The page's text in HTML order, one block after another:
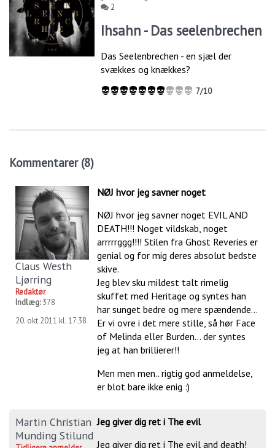
2
Ihsahn - Das seelenbrechen
Das Seelenbrechen - en sjæl der
svækkes og knækkes?
7/10
Kommentarer (8)
Claus Westh
Ljørring
Redaktør
Indlæg:378
20. okt 2011 kl. 17.38
NØJ hvor jeg savner noget
NØJ hvor jeg savner noget EVIL AND
DEATH!!! Noget vildskab, noget
arrrrrggg!!!! Stilen fra Ghost Reveries er
genial og for mig deres absolut bedste
skive.
Jeg blev sku mildest talt rimelig
skuffet med Heritage og syntes han
har sunget bedre og mere spændende...
Er vi ovre i det mere stille, så hør Face
of Melinda eller Burden... der syntes
jeg at han brillierer!!
Men men men.. rigtig god anmeldelse,
er blot bare ikke enig :)
Martin Christian
Munding Stilund
Jeg giver dig ret i The evil
Jeg giver dig ret i The evil and death!